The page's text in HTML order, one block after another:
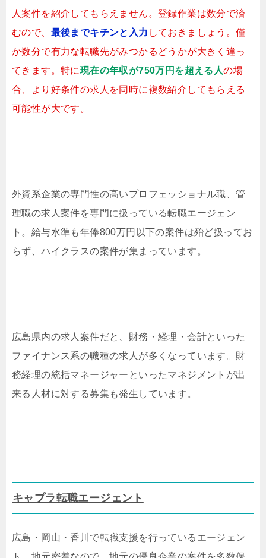
人案件を紹介してもらえません。登録作業は数分で済
むので、 最後までキチンと入力 しておきましょう。僅
か数分で有力な転職先がみつかるどうかが大きく違っ
てきます。特に現在の年収が750万円を超える人の場
合、より好条件の求人を同時に複数紹介してもらえる
可能性が大です。
外資系企業の専門性の高いプロフェッショナル職、管
理職の求人案件を専門に扱っている転職エージェン
ト。給与水準も年俸800万円以下の案件は殆ど扱ってお
らず、ハイクラスの案件が集まっています。
広島県内の求人案件だと、財務・経理・会計といった
ファイナンス系の職種の求人が多くなっています。財
務経理の統括マネージャーといったマネジメントが出
来る人材に対する募集も発生しています。
キャプラ転職エージェント
広島・岡山・香川で転職支援を行っているエージェン